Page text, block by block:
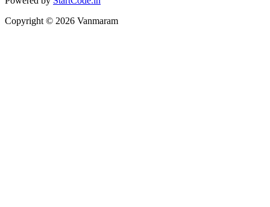
Copyright © 2026 Vanmaram